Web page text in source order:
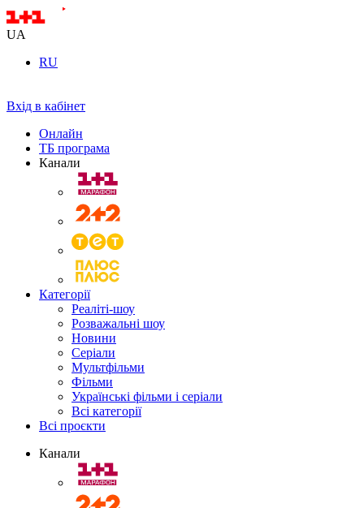
UA
RU
Вхід в кабінет
Онлайн
ТБ програма
Канали
Категорії
Реаліті-шоу
Розважальні шоу
Новини
Серіали
Мультфільми
Фільми
Українські фільми і серіали
Всі категорії
Всі проєкти
Канали